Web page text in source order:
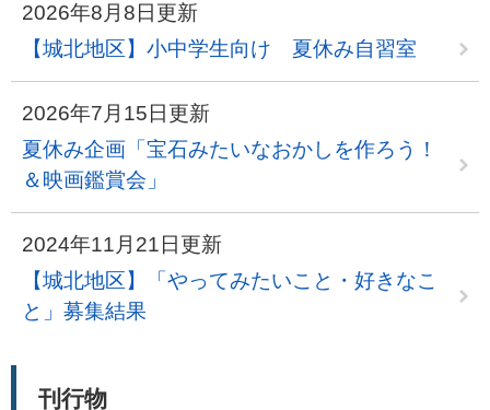
2026年8月8日更新
【城北地区】小中学生向け 夏休み自習室
2026年7月15日更新
夏休み企画「宝石みたいなおかしを作ろう！
＆映画鑑賞会」
2024年11月21日更新
【城北地区】「やってみたいこと・好きなこ
と」募集結果
刊行物